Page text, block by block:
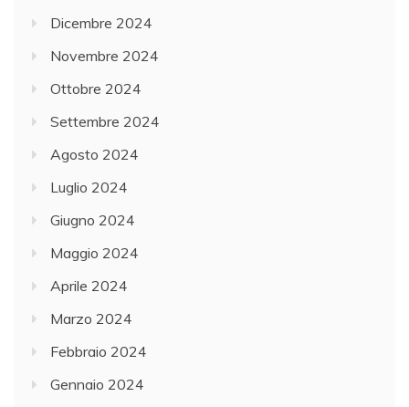
Dicembre 2024
Novembre 2024
Ottobre 2024
Settembre 2024
Agosto 2024
Luglio 2024
Giugno 2024
Maggio 2024
Aprile 2024
Marzo 2024
Febbraio 2024
Gennaio 2024